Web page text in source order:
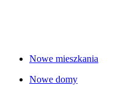
Nowe mieszkania
Nowe domy